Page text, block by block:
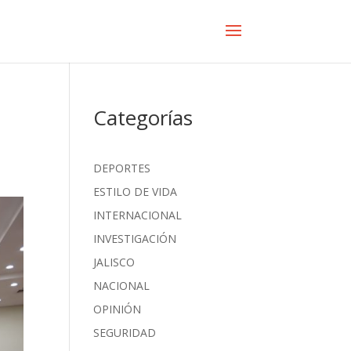
Categorías
DEPORTES
ESTILO DE VIDA
INTERNACIONAL
INVESTIGACIÓN
JALISCO
NACIONAL
OPINIÓN
SEGURIDAD